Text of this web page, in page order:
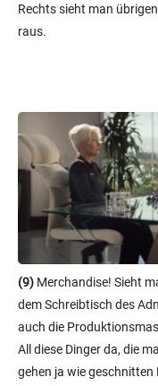
Rechts sieht man
raus.
(9) Merchandise! Sieht
dem Schreibtisch des
auch die
All diese Dinger da, die
gehen ja wie geschnitten